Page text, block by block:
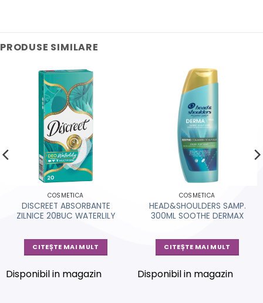
PRODUSE SIMILARE
COSMETICA
DISCREET ABSORBANTE
ZILNICE 20BUC WATERLILY
CITEȘTE MAI MULT
Disponibil in magazin
COSMETICA
HEAD&SHOULDERS SAMP.
300ML SOOTHE DERMAX
CITEȘTE MAI MULT
Disponibil in magazin